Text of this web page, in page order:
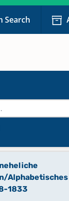
Search
1726-1787
Alphabetisches
1833